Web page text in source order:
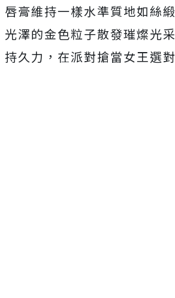
唇膏維持一樣水準質地如絲
光澤的金色粒子散發璀燦光
持久力，在派對搶當女王選